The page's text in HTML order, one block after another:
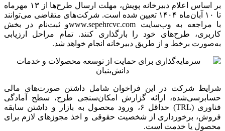
بر اساس اعلام دبیرخانه پویش، مهلت ارسال طرح‌ها از ۱۳ مهرماه
تا ۱۰ آبان‌ماه ۱۴۰۴ تعیین شده است. شرکت‌های متقاضی می‌توانند
با مراجعه به وب‌سایت www.sepehrcvc.comو ثبت‌نام در بخش
کاربری، طرح‌های خود را بارگذاری کنند. تمام مراحل ارزیابی
به‌صورت برخط و از طریق دبیرخانه انجام خواهد شد.
شرایط شرکت در این فراخوان شامل داشتن صورت‌های مالی
حسابرسی‌شده، ارائه گزارش امکان‌سنجی طرح، سطح آمادگی
فناوری (TRL) حداقل ۶، ورود محصول به بازار و داشتن سابقه
فروش، برخورداری از شخصیت حقوقی و اخذ مجوزهای لازم برای
محصول یا خدمت است.